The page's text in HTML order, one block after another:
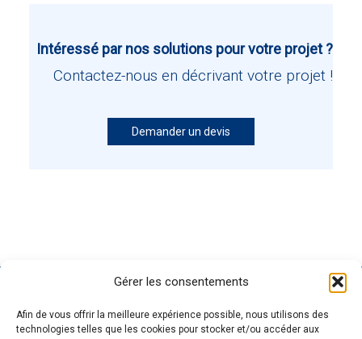
Gérer les consentements
Afin de vous offrir la meilleure expérience possible, nous utilisons des
technologies telles que les cookies pour stocker et/ou accéder aux
Intéressé par nos solutions pour votre projet ?
Contactez-nous en décrivant votre projet !
Demander un devis
Carrière
GENOSCREENCaractérisation PRODUITS